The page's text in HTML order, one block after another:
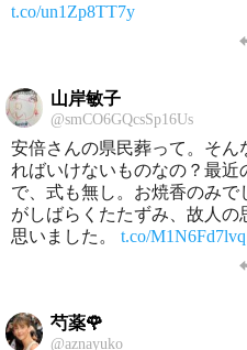
t.co/un1Zp8TT7y
山岸敏子
@smCO6GQcsSp16Us
安倍さんの県民葬って。そ
ればいけないものなの？最
で、式も無し。お焼香のみで
がしばらくたたずみ、故人の
思いました。 t.co/M1N6Fd7lvq
芍薬🌹
@aznayuko